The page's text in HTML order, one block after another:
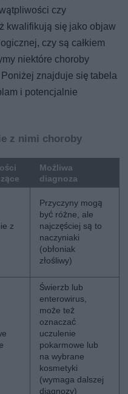
czy
kwalifikują się jako objaw
czy są całkiem
niektóre choroby
znajduje się tabela
i potencjalnie
z nimi choroby
Możliwa
diagnoza
z
Przyczyny mogą
być różne, ale
najczęściej są to
naczyniaki
(obłoniak
złośliwy)
Świerzb lub
enterowirus,
może też
oznaczać
uczulenie
pokarmowe lub
na wybrane
kosmetyki
(wymaga dalszej
diagnozy)